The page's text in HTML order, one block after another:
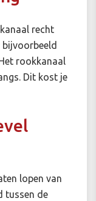
recht
rookkanaal
Dit kost je
lopen van
tussen de